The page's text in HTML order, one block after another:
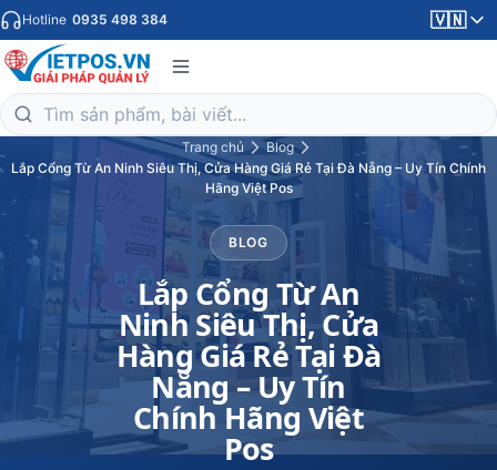
Hotline 0935 498 384 🇻🇳
Trang chủ
Blog
Lắp Cổng Từ An Ninh Siêu Thị, Cửa Hàng Giá Rẻ Tại Đà Nẵng – Uy Tín Chính
Hãng Việt Pos
BLOG
Lắp Cổng Từ An
Ninh Siêu Thị, Cửa
Hàng Giá Rẻ Tại Đà
Nẵng – Uy Tín
Chính Hãng Việt
Pos